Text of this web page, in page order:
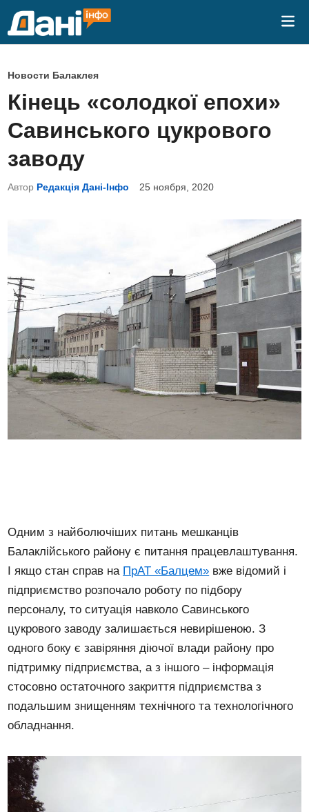
О
п
у
б
л
и
к
о
в
Новости Балаклея
Кінець «солодкої епохи»
Савинського цукрового
заводу
Автор Редакція Дані-Інфо 25 ноября, 2020
Одним з найболючіших питань мешканців
Балаклійського району є питання працевлаштування.
І якщо стан справ на ПрАТ «Балцем» вже відомий і
підприємство розпочало роботу по підбору
персоналу, то ситуація навколо Савинського
цукрового заводу залишається невирішеною. З
одного боку є завіряння діючої влади району про
підтримку підприємства, а з іншого – інформація
стосовно остаточного закриття підприємства з
подальшим знищенням технічного та технологічного
обладнання.